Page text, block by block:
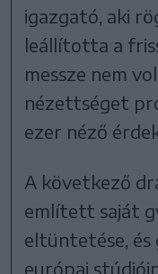
igazgató, aki
leállította a
messze nem
nézettséget
ezer néző
A következő
említett saját
eltüntetése, és
európai